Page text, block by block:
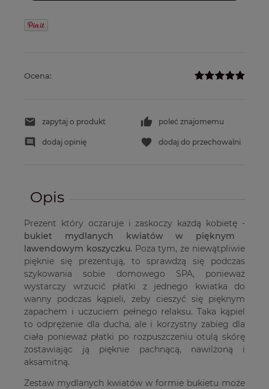
Ocena:
zapytaj o produkt poleć znajomemu
dodaj opinię dodaj do przechowalni
Opis
Prezent który oczaruje i zaskoczy każdą kobietę -
bukiet mydlanych kwiatów w pięknym
lawendowym koszyczku. Poza tym, że niewątpliwie
pięknie się prezentują, to sprawdzą się podczas
szykowania sobie domowego SPA, ponieważ
wystarczy wrzucić płatki z jednego kwiatka do
wanny podczas kąpieli, żeby cieszyć się pięknym
zapachem i uczuciem pełnego relaksu. Taka kąpiel
to odprężenie dla ducha, ale i korzystny zabieg dla
ciała ponieważ płatki po rozpuszczeniu otulą skórę
zostawiając ją pięknie pachnącą, nawilżoną i
aksamitną.
Zestaw mydlanych kwiatów w formie bukietu może